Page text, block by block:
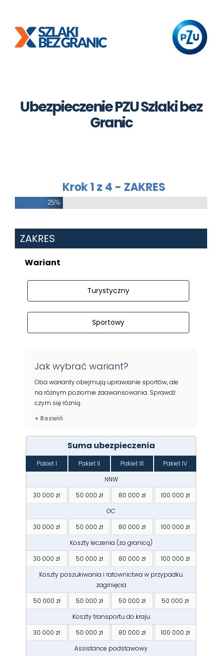
content
Ubezpieczenie PZU Szlaki bez
Granic
Krok 1 z 4 - ZAKRES
25%
ZAKRES
Wariant
Turystyczny
Sportowy
Jak wybrać wariant?
Oba warianty obejmują uprawianie sportów, ale
na różnym poziomie zaawansowania. Sprawdź
czym się różnią.
+ Rozwiń
Suma ubezpieczenia
Pakiet I Pakiet II Pakiet III
Pakiet IV
NNW
30 000 zł
50 000 zł 80 000 zł
100 000 zł
OC
30 000 zł
50 000 zł 80 000 zł
100 000 zł
Koszty leczenia (za granicą)
30 000 zł
50 000 zł 80 000 zł
100 000 zł
Koszty poszukiwania i ratownictwa w przypadku
zaginięcia
50 000 zł
50 000 zł 50 000 zł
50 000 zł
Koszty transportu do kraju
30 000 zł
50 000 zł 80 000 zł
100 000 zł
Assistance podstawowy